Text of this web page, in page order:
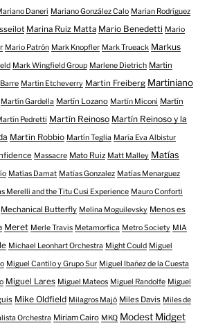
Daneri Mariano González Calo Marian Rodríguez
Marina Ruiz Matta Mario Benedetti Mario
Mario Patrón Mark Knopfler Mark Trueack Markus
Mark Wingfield Group Marlene Dietrich Martin
Martin Etcheverry Martin Freiberg Martiniano
Martín Gardella Martín Lozano Martín Miconi Martín
Pedretti Martín Reinoso Martín Reinoso y la
Martín Robbio Martín Teglia María Eva Albistur
Massacre Mato Ruiz Matt Malley Matías
Matías Damat Matías Gonzalez Matías Menarguez
Merelli and the Titu Cusi Experience Mauro Conforti
Mechanical Butterfly Melina Moguilevsky Menos es
Meret Merle Travis Metamorfica Metro Society MIA
Michael Leonhart Orchestra Might Could Miguel
Miguel Cantilo y Grupo Sur Miguel Ibañez de la Cuesta
Miguel Lares Miguel Mateos Miguel Randolfe Miguel
Mike Oldfield Milagros Majó Miles Davis Miles de
Orchestra Miriam Cairo MKQ Modest Midget